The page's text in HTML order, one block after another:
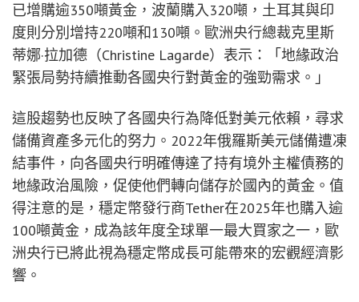
已增購逾350噸黃金，波蘭購入320噸，土耳其與印
度則分別增持220噸和130噸。歐洲央行總裁克里斯
蒂娜·拉加德（Christine Lagarde）表示：「地緣政治
緊張局勢持續推動各國央行對黃金的強勁需求。」
這股趨勢也反映了各國央行為降低對美元依賴，尋求
儲備資產多元化的努力。2022年俄羅斯美元儲備遭凍
結事件，向各國央行明確傳達了持有境外主權債務的
地緣政治風險，促使他們轉向儲存於國內的黃金。值
得注意的是，穩定幣發行商Tether在2025年也購入逾
100噸黃金，成為該年度全球單一最大買家之一，歐
洲央行已將此視為穩定幣成長可能帶來的宏觀經濟影
響。